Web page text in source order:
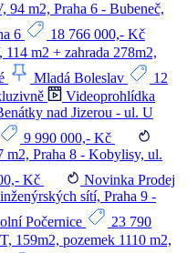
94 m2, Praha 6 - Bubeneč,
6
18 766 000,- Kč
m2 + zahrada 278m2,
Mladá Boleslav
12
Videoprohlídka
nad Jizerou - ul. U
9 990 000,- Kč
Praha 8 - Kobylisy, ul.
Kč Novinka Prodej
sítí, Praha 9 -
Počernice
23 790
159m2, pozemek 1110 m2,